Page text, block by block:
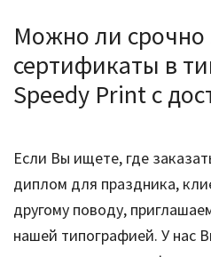
Можно ли срочно
сертификаты в
Speedy Print с
Если Вы ищете, где
диплом для праздника,
другому поводу,
нашей типографией. У нас